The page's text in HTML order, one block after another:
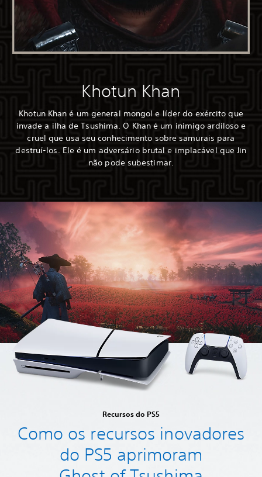
Khotun Khan
Khotun Khan é um general mongol e líder do exército que
invade a ilha de Tsushima. O Khan é um inimigo ardiloso e
cruel que usa seu conhecimento sobre samurais para
destruí-los. Ele é um adversário brutal e implacável que Jin
não pode subestimar.
Recursos do PS5
Como os recursos inovadores
do PS5 aprimoram